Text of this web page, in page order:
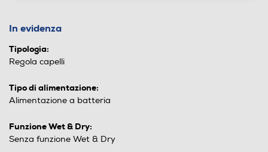
In evidenza
Tipologia:
Regola capelli
Tipo di alimentazione:
Alimentazione a batteria
Funzione Wet & Dry:
Senza funzione Wet & Dry